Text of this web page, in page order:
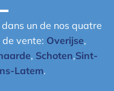
dans un de nos quatre
vente: Overijse,
, Schoten,Sint-
Latem.